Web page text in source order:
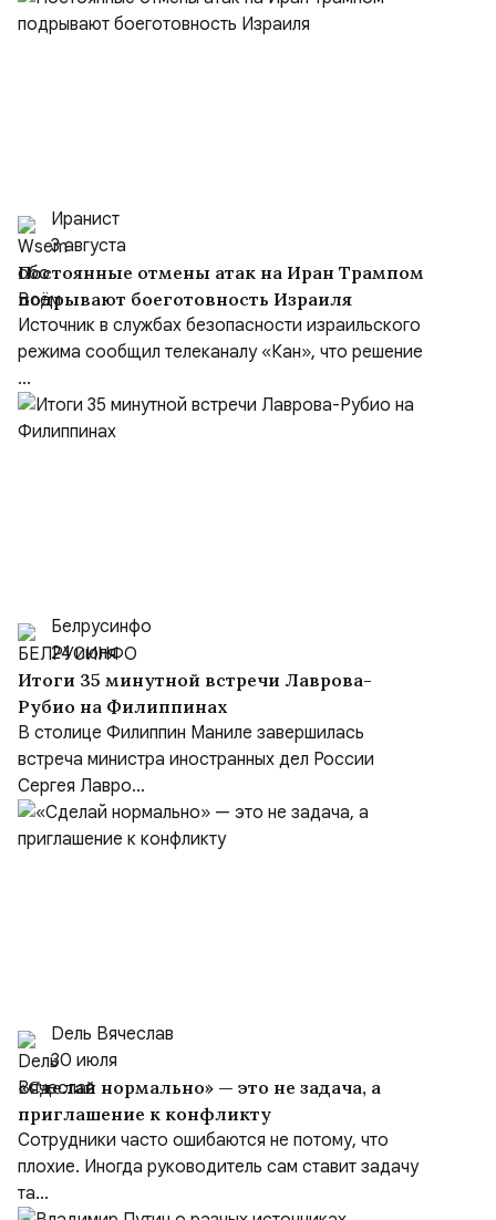
Иранист
3 августа
Постоянные отмены атак на Иран Трампом
подрывают боеготовность Израиля
Источник в службах безопасности израильского
режима сообщил телеканалу «Кан», что решение
...
Белрусинфо
24 июля
Итоги 35 минутной встречи Лаврова-
Рубио на Филиппинах
В столице Филиппин Маниле завершилась
встреча министра иностранных дел России
Сергея Лавро...
Dель Вячеслав
30 июля
«Сделай нормально» — это не задача, а
приглашение к конфликту
Сотрудники часто ошибаются не потому, что
плохие. Иногда руководитель сам ставит задачу
та...